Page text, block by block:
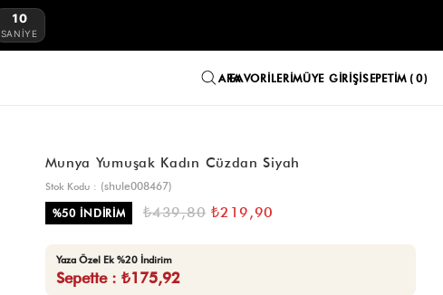
09
SANIYE
FAVORILERIMÜYE GIRIŞISEPETIM 0
Munya Yumuşak Kadın Cüzdan Siyah
Stok Kodu
(shule008467)
%50İNDIRIM ₺439,80 ₺219,90
Yaza Özel Ek %20 İndirim
Sepette : ₺175,92